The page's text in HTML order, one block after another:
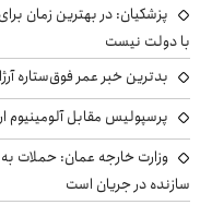
پزشکیان‌: در بهترین زمان
با دولت نیست
بدترین خبر عمر فوق‌ستاره
پرسپولیس مقابل
وزارت خارجه عمان: حملات
سازنده در جریان است